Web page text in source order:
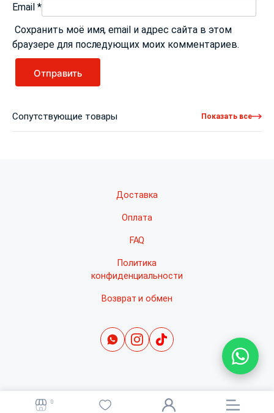
Email *
Сохранить моё имя, email и адрес сайта в этом
браузере для последующих моих комментариев.
Сопутствующие товары Показать все
0
Доставка
Оплата
FAQ
Политика
конфиденциальности
Возврат и обмен